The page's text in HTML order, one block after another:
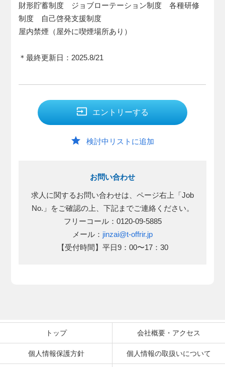
財形貯蓄制度 ジョブローテーション制度 各種研修
制度 自己啓発支援制度
屋内禁煙（屋外に喫煙場所あり）
＊最終更新日：2025.8/21
input エントリーする
star 検討中リストに追加
お問い合わせ
求人に関するお問い合わせは、ページ右上「Job
No.」をご確認の上、下記までご連絡ください。
フリーコール：0120-09-5885
メール： jinzai@t-offrir.jp
【受付時間】平日9：00〜17：30
トップ 会社概要・アクセス
個人情報保護方針 個人情報の取扱いについて